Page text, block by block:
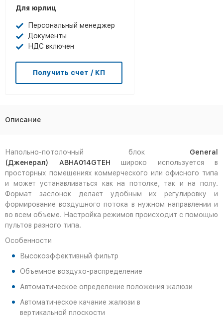
Для юрлиц
Персональный менеджер
Документы
НДС включен
Получить счет / КП
Описание
Напольно-потолочный блок General
(Дженерал) ABHA014GTEH широко используется в
просторных помещениях коммерческого или офисного типа
и может устанавливаться как на потолке, так и на полу.
Формат заслонок делает удобным их регулировку и
формирование воздушного потока в нужном направлении и
во всем объеме. Настройка режимов происходит с помощью
пультов разного типа.
Особенности
Высокоэффективный фильтр
Объемное воздухо-распределение
Автоматическое определение положения жалюзи
Автоматическое качание жалюзи в
вертикальной плоскости